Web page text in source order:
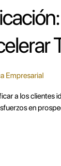
Empresarial
a los
en